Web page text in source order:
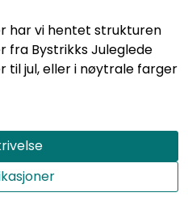
har vi hentet strukturen
fra Bystrikks Juleglede
til jul, eller i nøytrale farger